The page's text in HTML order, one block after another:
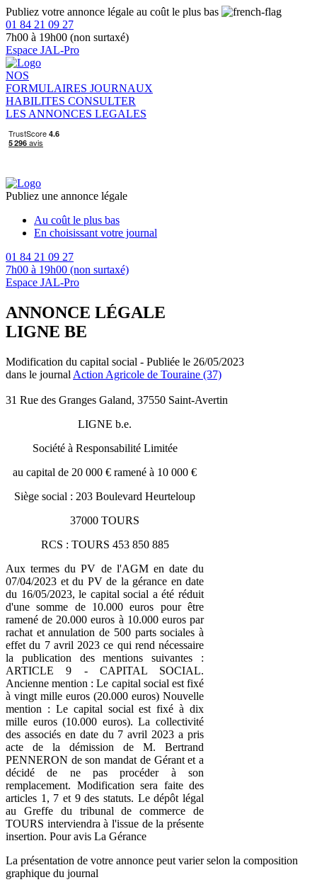
Publiez votre annonce légale au coût le plus bas
01 84 21 09 27
7h00 à 19h00 (non surtaxé)
Espace JAL-Pro
NOS
FORMULAIRES JOURNAUX
HABILITES CONSULTER
LES ANNONCES LEGALES
Publiez une annonce légale
Au coût le plus bas
En choisissant votre journal
01 84 21 09 27
7h00 à 19h00 (non surtaxé)
Espace JAL-Pro
ANNONCE LÉGALE
LIGNE BE
Modification du capital social - Publiée le 26/05/2023
dans le journal Action Agricole de Touraine (37)
31 Rue des Granges Galand, 37550 Saint-Avertin
LIGNE b.e.
Société à Responsabilité Limitée
au capital de 20 000 € ramené à 10 000 €
Siège social : 203 Boulevard Heurteloup
37000 TOURS
RCS : TOURS 453 850 885
Aux termes du PV de l'AGM en date du
07/04/2023 et du PV de la gérance en date
du 16/05/2023, le capital social a été réduit
d'une somme de 10.000 euros pour être
ramené de 20.000 euros à 10.000 euros par
rachat et annulation de 500 parts sociales à
effet du 7 avril 2023 ce qui rend nécessaire
la publication des mentions suivantes :
ARTICLE 9 - CAPITAL SOCIAL.
Ancienne mention : Le capital social est fixé
à vingt mille euros (20.000 euros) Nouvelle
mention : Le capital social est fixé à dix
mille euros (10.000 euros). La collectivité
des associés en date du 7 avril 2023 a pris
acte de la démission de M. Bertrand
PENNERON de son mandat de Gérant et a
décidé de ne pas procéder à son
remplacement. Modification sera faite des
articles 1, 7 et 9 des statuts. Le dépôt légal
au Greffe du tribunal de commerce de
TOURS interviendra à l'issue de la présente
insertion. Pour avis La Gérance
La présentation de votre annonce peut varier selon la composition
graphique du journal